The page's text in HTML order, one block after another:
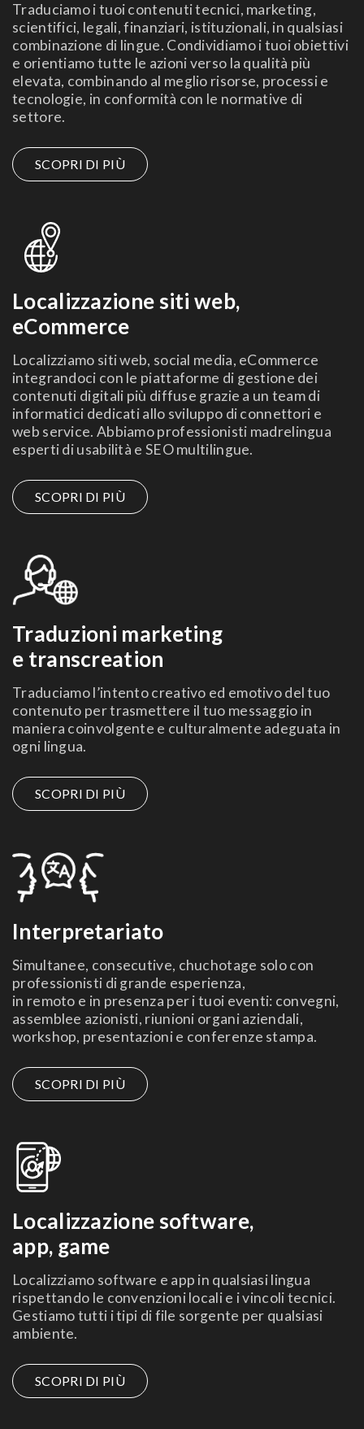
Traduciamo i tuoi contenuti tecnici, marketing,
scientifici, legali, finanziari, istituzionali, in qualsiasi
combinazione di lingue. Condividiamo i tuoi obiettivi
e orientiamo tutte le azioni verso la qualità più
elevata, combinando al meglio risorse, processi e
tecnologie, in conformità con le normative di
settore.
SCOPRI DI PIÙ
Localizzazione siti web,
eCommerce
Localizziamo siti web, social media, eCommerce
integrandoci con le piattaforme di gestione dei
contenuti digitali più diffuse grazie a un team di
informatici dedicati allo sviluppo di connettori e
web service. Abbiamo professionisti madrelingua
esperti di usabilità e SEO multilingue.
SCOPRI DI PIÙ
Traduzioni marketing
e transcreation
Traduciamo l’intento creativo ed emotivo del tuo
contenuto per trasmettere il tuo messaggio in
maniera coinvolgente e culturalmente adeguata in
ogni lingua.
SCOPRI DI PIÙ
Interpretariato
Simultanee, consecutive, chuchotage solo con
professionisti di grande esperienza,
in remoto e in presenza per i tuoi eventi: convegni,
assemblee azionisti, riunioni organi aziendali,
workshop, presentazioni e conferenze stampa.
SCOPRI DI PIÙ
Localizzazione software,
app, game
Localizziamo software e app in qualsiasi lingua
rispettando le convenzioni localie i vincoli tecnici.
Gestiamo tutti i tipi difile sorgente per qualsiasi
ambiente.
SCOPRI DI PIÙ